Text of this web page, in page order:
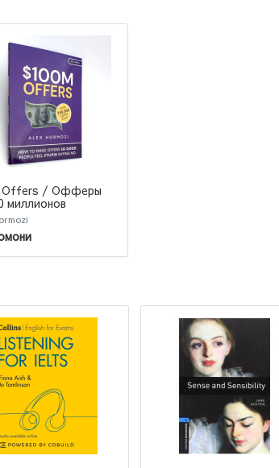
Offers / Офферы
миллионов